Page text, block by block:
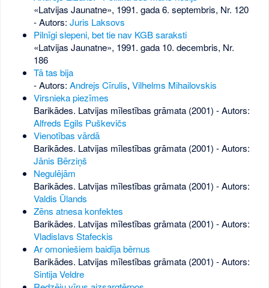
«Latvijas Jaunatne», 1991. gada 6. septembris, Nr. 120
- Autors: Juris Laksovs
Pilnīgi slepeni, bet tie nav KGB saraksti
«Latvijas Jaunatne», 1991. gada 10. decembris, Nr.
186
Tā tas bija
- Autors: Andrejs Cīrulis, Vilhelms Mihailovskis
Virsnieka piezīmes
Barikādes. Latvijas mīlestības grāmata (2001) - Autors:
Alfreds Egils Puškevičs
Vienotības vārdā
Barikādes. Latvijas mīlestības grāmata (2001) - Autors:
Jānis Bērziņš
Negulējām
Barikādes. Latvijas mīlestības grāmata (2001) - Autors:
Valdis Ūlands
Zēns atnesa konfektes
Barikādes. Latvijas mīlestības grāmata (2001) - Autors:
Vladislavs Stafeckis
Ar omoniešiem baidīja bērnus
Barikādes. Latvijas mīlestības grāmata (2001) - Autors:
Sintija Veldre